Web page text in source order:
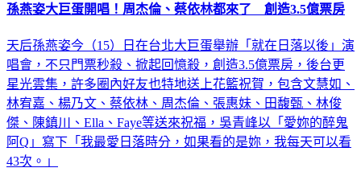
孫燕姿大巨蛋開唱！周杰倫、蔡依林都來了 創造3.5億票房
天后孫燕姿今（15）日在台北大巨蛋舉辦「就在日落以後」演
唱會，不只門票秒殺、掀起回憶殺，創造3.5億票房，後台更
星光雲集，許多圈內好友也特地送上花籃祝賀，包含文慧如、
林宥嘉、楊乃文、蔡依林、周杰倫、張惠妹、田馥甄、林俊
傑、陳鎮川、Ella、Faye等送來祝福，吳青峰以「愛妳的醉鬼
阿Q」寫下「我最愛日落時分，如果看的是妳，我每天可以看
43次。」